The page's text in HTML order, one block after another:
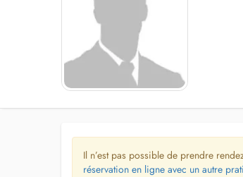
Il n’est pas possible de prendre
réservation en ligne avec un autre